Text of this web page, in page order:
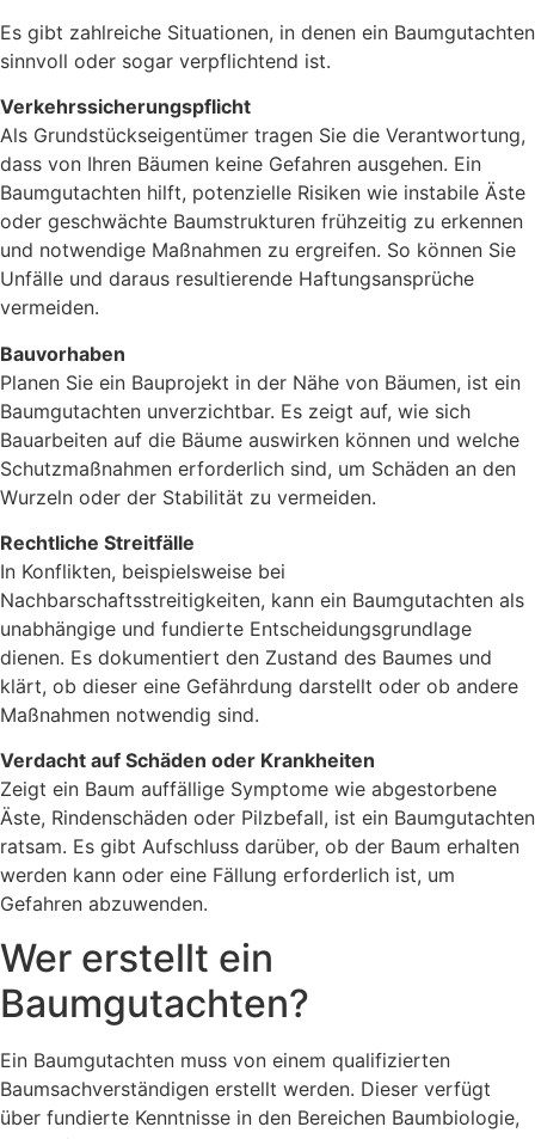
Es gibt zahlreiche Situationen, in denen ein Baumgutachten
sinnvoll oder sogar verpflichtend ist.
Verkehrssicherungspflicht
Als Grundstückseigentümer tragen Sie die Verantwortung,
dass von Ihren Bäumen keine Gefahren ausgehen. Ein
Baumgutachten hilft, potenzielle Risiken wie instabile Äste
oder geschwächte Baumstrukturen frühzeitig zu erkennen
und notwendige Maßnahmen zu ergreifen. So können Sie
Unfälle und daraus resultierende Haftungsansprüche
vermeiden.
Bauvorhaben
Planen Sie ein Bauprojekt in der Nähe von Bäumen, ist ein
Baumgutachten unverzichtbar. Es zeigt auf, wie sich
Bauarbeiten auf die Bäume auswirken können und welche
Schutzmaßnahmen erforderlich sind, um Schäden an den
Wurzeln oder der Stabilität zu vermeiden.
Rechtliche Streitfälle
In Konflikten, beispielsweise bei
Nachbarschaftsstreitigkeiten, kann ein Baumgutachten als
unabhängige und fundierte Entscheidungsgrundlage
dienen. Es dokumentiert den Zustand des Baumes und
klärt, ob dieser eine Gefährdung darstellt oder ob andere
Maßnahmen notwendig sind.
Verdacht auf Schäden oder Krankheiten
Zeigt ein Baum auffällige Symptome wie abgestorbene
Äste, Rindenschäden oder Pilzbefall, ist ein Baumgutachten
ratsam. Es gibt Aufschluss darüber, ob der Baum erhalten
werden kann oder eine Fällung erforderlich ist, um
Gefahren abzuwenden.
Wer erstellt ein
Baumgutachten?
Ein Baumgutachten muss von einem qualifizierten
Baumsachverständigen erstellt werden. Dieser verfügt
über fundierte Kenntnisse in den Bereichen Baumbiologie,